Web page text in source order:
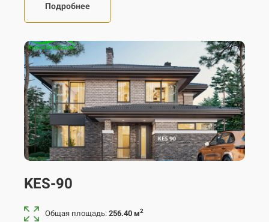
Подробнее
KES-90
Общая площадь: 256.40 м2